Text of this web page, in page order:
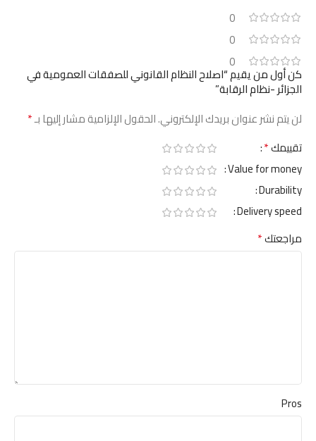
0
0
0
كن أول من يقيم “اصلاح النظام القانوني للصفقات العمومية في
الجزائر -نظام الرقابة”
لن يتم نشر عنوان بريدك الإلكتروني.الحقول الإلزامية مشار إليها بـ*
تقييمك*
Value for money
Durability
Delivery speed
مراجعتك*
Pros